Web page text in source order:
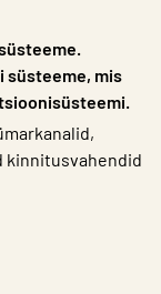
süsteeme, mis
kinnitusvahendid